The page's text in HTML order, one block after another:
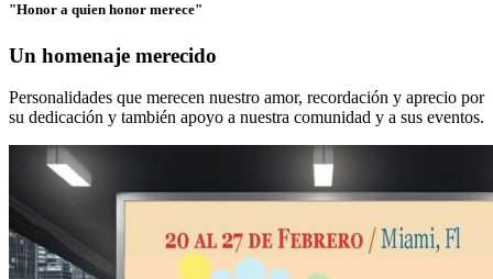
"Honor a quien honor merece"
Un homenaje merecido
Personalidades que merecen nuestro amor, recordación y aprecio por
su dedicación y también apoyo a nuestra comunidad y a sus eventos.